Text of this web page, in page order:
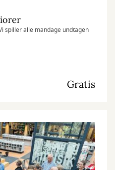
spiller alle mandage undtagen
Gratis